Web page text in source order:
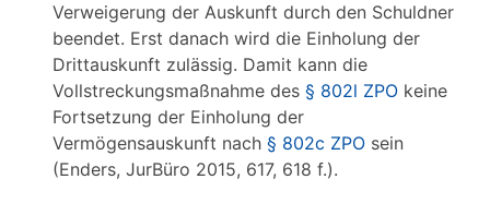
Verweigerung der Auskunft durch den Schuldner
beendet. Erst danach wird die Einholung der
Drittauskunft zulässig. Damit kann die
Vollstreckungsmaßnahme des § 802l ZPO keine
Fortsetzung der Einholung der
Vermögensauskunft nach § 802c ZPO sein
(Enders, JurBüro 2015, 617, 618 f.).